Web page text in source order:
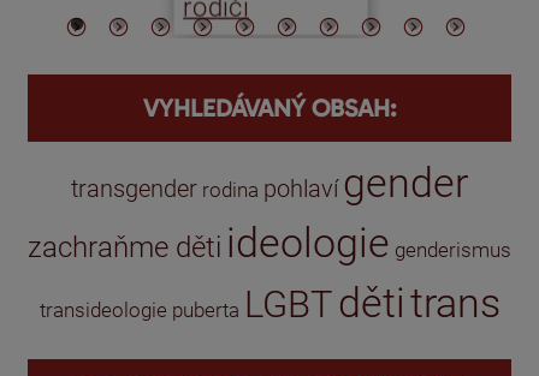
rodiči
VYHLEDÁVANÝ OBSAH:
transgender rodina pohlaví gender
zachraňme děti ideologie genderismus
transideologie puberta LGBT dětitrans